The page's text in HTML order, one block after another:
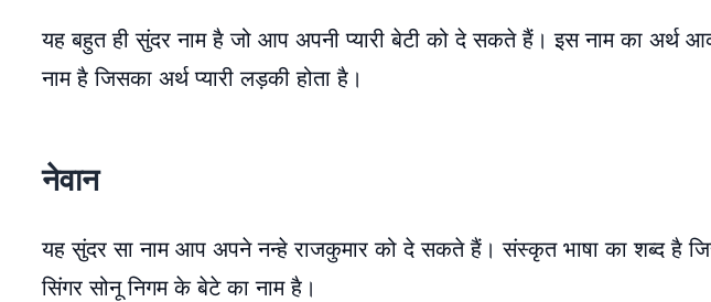
यह बहुत ही सुंदर नाम है जो आप अपनी प्यारी बेटी को दे सकते हैं। इस नाम का
नाम है जिसका अर्थ प्यारी लड़की होता है।
नेवान
यह सुंदर सा नाम आप अपने नन्हे राजकुमार को दे सकते हैं। संस्कृत भाषा का शब्द है
सिंगर सोनू निगम के बेटे का नाम है।